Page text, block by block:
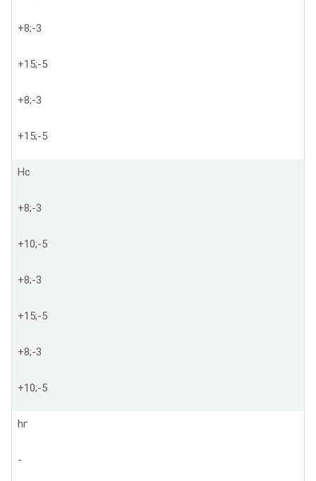
+8;-3
+15;-5
+8;-3
+15;-5
Нс
+8;-3
+10;-5
+8;-3
+15;-5
+8;-3
+10;-5
hг
-